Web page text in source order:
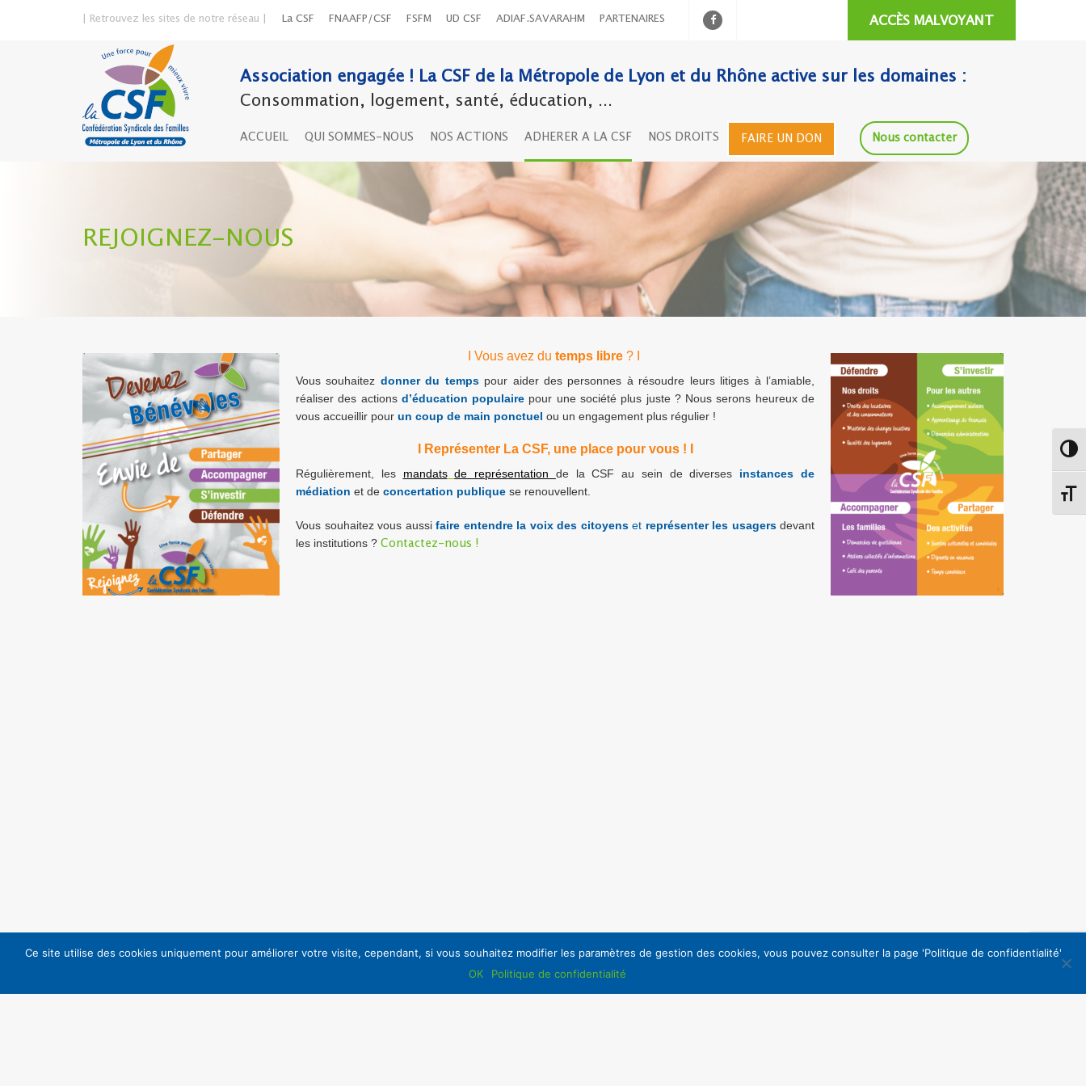
| Retrouvez les sites de notre réseau | La CSF FNAAFP/CSF FSFM UD CSF ADIAF.SAVARAHM PARTENAIRES ACCÈS MALVOYANT
Association engagée ! La CSF de la Métropole de Lyon et du Rhône active sur les domaines :
Consommation, logement, santé, éducation, ...
ACCUEIL QUI SOMMES-NOUS NOS ACTIONS ADHERER A LA CSF NOS DROITS FAIRE UN DON Nous contacter
REJOIGNEZ-NOUS
I Vous avez du temps libre ? I
Vous souhaitez donner du temps pour aider des personnes à résoudre leurs litiges à l’amiable,
réaliser des actions d’éducation populaire pour une société plus juste ? Nous serons heureux de
vous accueillir pour un coup de main ponctuel ou un engagement plus régulier !
Représenter La CSF, une place pour vous !
Régulièrement, les mandats de représentation de la CSF au sein de diverses instances de
médiation et de concertation publique se renouvellent.
Vous souhaitez vous aussi faire entendre la voix des citoyens et représenter les usagers devant
les institutions ? Contactez-nous !
Ce site utilise des cookies uniquement pour améliorer votre visite, cependant, si vous souhaitez modifier les paramètres de gestion des cookies, vous pouvez consulter la page 'Politique de confidentialité'
OK
Politique de confidentialité